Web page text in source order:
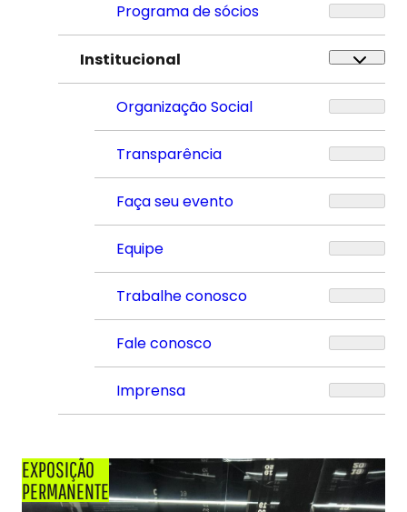
Programa de sócios
Institucional
Organização Social
Transparência
Faça seu evento
Equipe
Trabalhe conosco
Fale conosco
Imprensa
EXPOSIÇÃO
PERMANENTE